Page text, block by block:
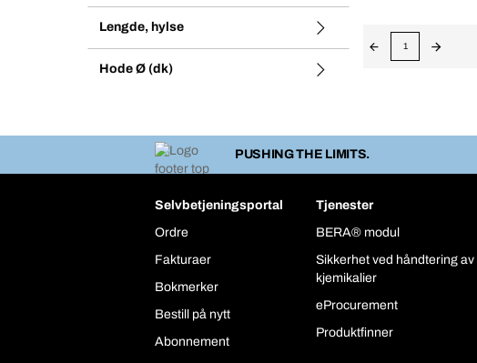
Lengde, hylse
Hode Ø (dk)
1
PUSHING THE LIMITS.
Selvbetjeningsportal
Ordre
Fakturaer
Bokmerker
Bestill på nytt
Abonnement
Tjenester
BERA® modul
Sikkerhet ved håndtering av
kjemikalier
eProcurement
Produktfinner